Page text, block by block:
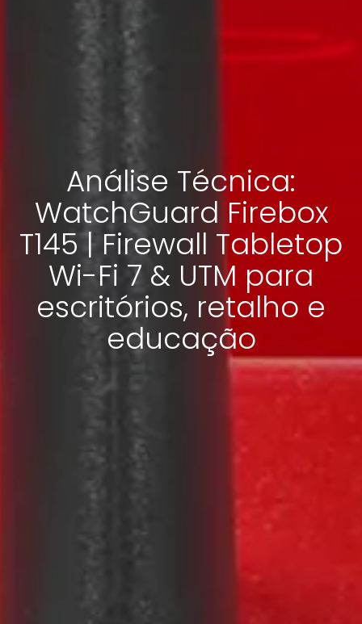
Análise Técnica:
WatchGuard Firebox
T145 | Firewall Tabletop
Wi-Fi 7 & UTM para
escritórios, retalho e
educação